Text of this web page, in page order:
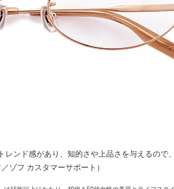
ンド感があり、知的さや上品さを与えるので
ゾフ カスタマーサポート）